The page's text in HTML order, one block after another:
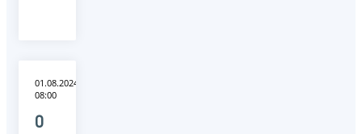
01.08.2024
08:00
О